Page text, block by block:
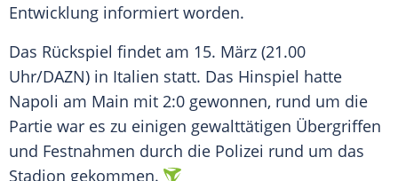
Entwicklung informiert worden.
Das Rückspiel findet am 15. März (21.00
Uhr/DAZN) in Italien statt. Das Hinspiel hatte
Napoli am Main mit 2:0 gewonnen, rund um die
Partie war es zu einigen gewalttätigen Übergriffen
und Festnahmen durch die Polizei rund um das
Stadion gekommen.